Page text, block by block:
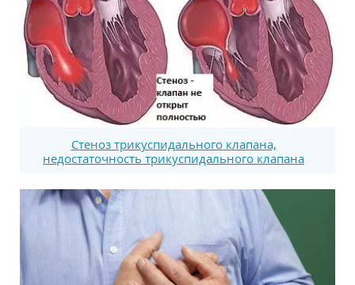
Стеноз трикуспидального клапана,
недостаточность трикуспидального клапана